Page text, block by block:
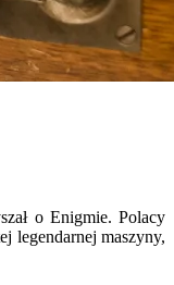
o Enigmie. Polacy
legendarnej maszyny,